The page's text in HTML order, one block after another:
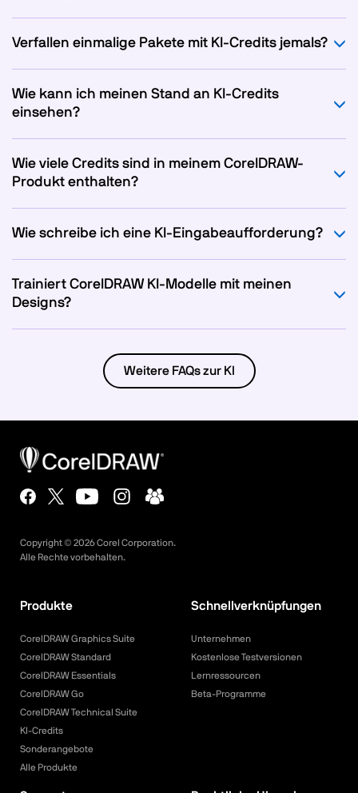
Verfallen einmalige Pakete mit KI-Credits jemals?
Wie kann ich meinen Stand an KI-Credits
einsehen?
Wie viele Credits sind in meinem CorelDRAW-
Produkt enthalten?
Wie schreibe ich eine KI-Eingabeaufforderung?
Trainiert CorelDRAW KI-Modelle mit meinen
Designs?
Weitere FAQs zur KI
Copyright © 2026Corel Corporation.
Alle Rechte vorbehalten.
Produkte
CorelDRAW Graphics Suite
CorelDRAW Standard
CorelDRAW Essentials
CorelDRAW Go
CorelDRAW Technical Suite
KI-Credits
Sonderangebote
Alle Produkte
Schnellverknüpfungen
Unternehmen
Kostenlose Testversionen
Lernressourcen
Beta-Programme